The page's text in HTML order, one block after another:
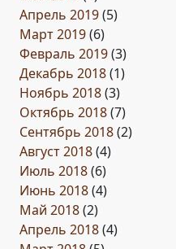
Апрель 2019(5)
Март 2019(6)
Февраль 2019(3)
Декабрь 2018(1)
Ноябрь 2018(3)
Октябрь 2018(7)
Сентябрь 2018(2)
Август 2018(4)
Июль 2018(6)
Июнь 2018(4)
Май 2018(2)
Апрель 2018(4)